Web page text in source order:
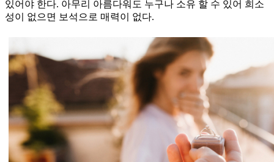
있어야 한다. 아무리 아름다워도 누구나 소유 할 수 있어 희소
성이 없으면 보석으로 매력이 없다.